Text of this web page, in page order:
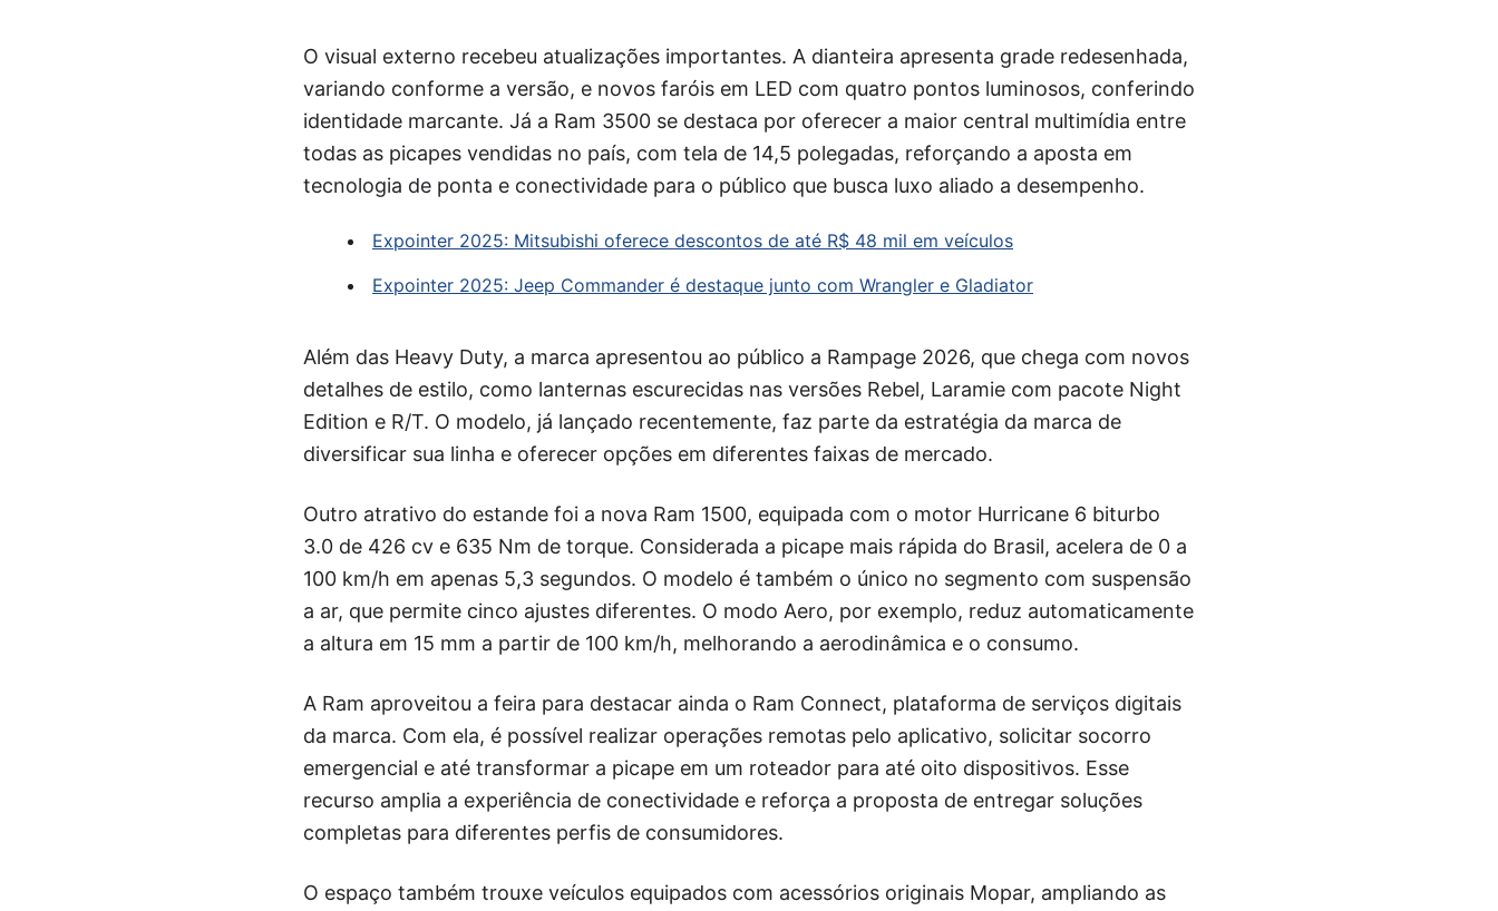
O visual externo recebeu atualizações importantes. A dianteira apresenta grade redesenhada,
variando conforme a versão, e novos faróis em LED com quatro pontos luminosos, conferindo
identidade marcante. Já a Ram 3500 se destaca por oferecer a maior central multimídia entre
todas as picapes vendidas no país, com tela de 14,5 polegadas, reforçando a aposta em
tecnologia de ponta e conectividade para o público que busca luxo aliado a desempenho.
Expointer 2025: Mitsubishi oferece descontos de até R$ 48 mil em veículos
Expointer 2025: Jeep Commander é destaque junto com Wrangler e Gladiator
Além das Heavy Duty, a marca apresentou ao público a Rampage 2026, que chega com novos
detalhes de estilo, como lanternas escurecidas nas versões Rebel, Laramie com pacote Night
Edition e R/T. O modelo, já lançado recentemente, faz parte da estratégia da marca de
diversificar sua linha e oferecer opções em diferentes faixas de mercado.
Outro atrativo do estande foi a nova Ram 1500, equipada com o motor Hurricane 6 biturbo
3.0 de 426 cv e 635 Nm de torque. Considerada a picape mais rápida do Brasil, acelera de 0 a
100 km/h em apenas 5,3 segundos. O modelo é também o único no segmento com suspensão
a ar, que permite cinco ajustes diferentes. O modo Aero, por exemplo, reduz automaticamente
a altura em 15 mm a partir de 100 km/h, melhorando a aerodinâmica e o consumo.
A Ram aproveitou a feira para destacar ainda o Ram Connect, plataforma de serviços digitais
da marca. Com ela, é possível realizar operações remotas pelo aplicativo, solicitar socorro
emergencial e até transformar a picape em um roteador para até oito dispositivos. Esse
recurso amplia a experiência de conectividade e reforça a proposta de entregar soluções
completas para diferentes perfis de consumidores.
O espaço também trouxe veículos equipados com acessórios originais Mopar, ampliando as